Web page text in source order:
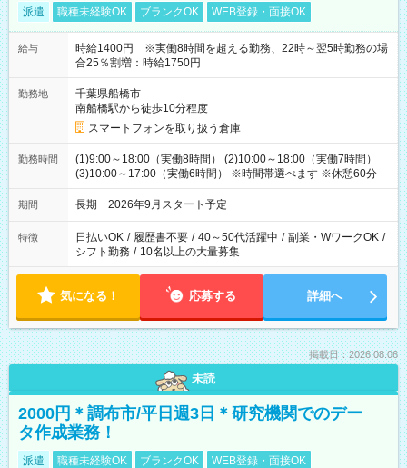
派遣 職種未経験OK ブランクOK WEB登録・面接OK
給与
時給1400円 ※実働8時間を超える勤務、22時～翌5時勤務の場
合25％割増：時給1750円
勤務地
千葉県船橋市
南船橋駅から徒歩10分程度
スマートフォンを取り扱う倉庫
勤務時間
(1)9:00～18:00（実働8時間） (2)10:00～18:00（実働7時間）
(3)10:00～17:00（実働6時間） ※時間帯選べます ※休憩60分
期間 長期 2026年9月スタート予定
特徴 日払いOK / 履歴書不要 / 40～50代活躍中 / 副業・WワークOK /
シフト勤務 / 10名以上の大量募集
気になる！ 応募する 詳細へ
掲載日：2026.08.06
未読
2000円＊調布市/平日週3日＊研究機関でのデー
タ作成業務！
派遣 職種未経験OK ブランクOK WEB登録・面接OK